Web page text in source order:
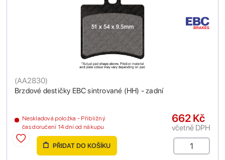
Brzdové destičky EBC sintrované (HH) - zadní
(AA2830)
Neskladová položka - Přibližný
čas doručení 14 dní od nákupu
662 Kč
včetně DPH
PŘIDAT DO KOŠÍKU